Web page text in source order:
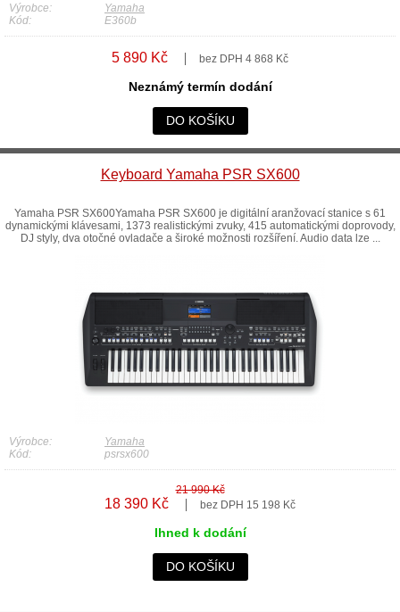
Výrobce:
Yamaha
Kód:
E360b
5 890 Kč bez DPH 4 868 Kč
Neznámý termín dodání
DO KOŠÍKU
Keyboard Yamaha PSR SX600
Yamaha PSR SX600Yamaha PSR SX600 je digitální aranžovací stanice s 61
dynamickými klávesami, 1373 realistickými zvuky, 415 automatickými doprovody,
DJ styly, dva otočné ovladače a široké možnosti rozšíření. Audio data lze ...
Výrobce:
Yamaha
Kód:
psrsx600
21 990 Kč
18 390 Kč bez DPH 15 198 Kč
Ihned k dodání
DO KOŠÍKU